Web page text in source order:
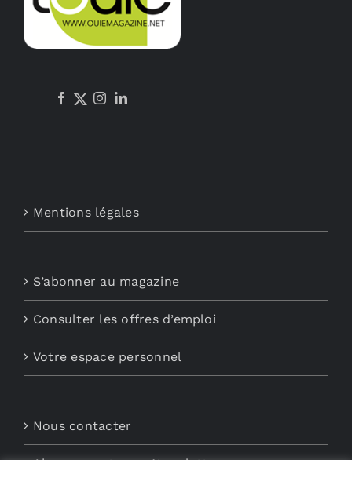
Mentions légales
S’abonner au magazine
Consulter les offres d’emploi
Votre espace personnel
Nous contacter
Abonnements aux Newsletters